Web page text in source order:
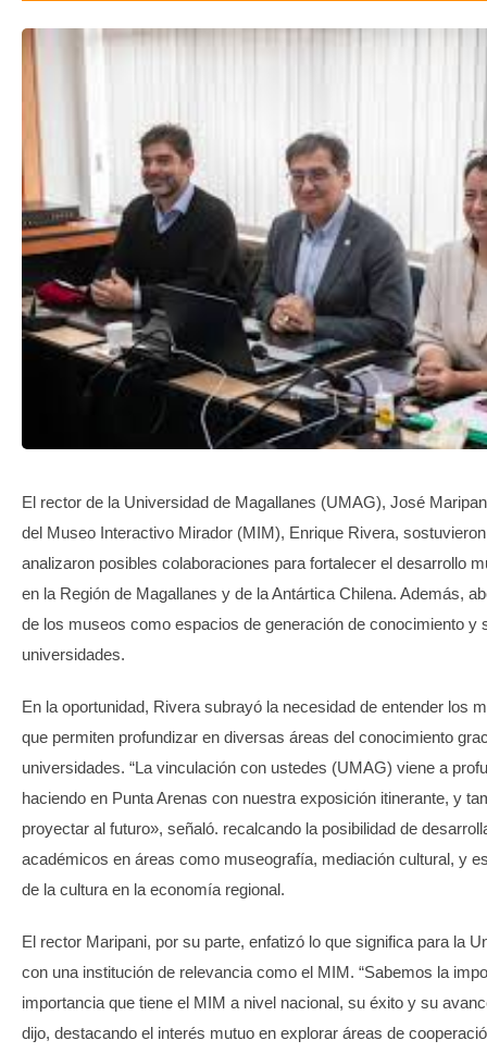
VIDEOS
GALERIA DE FOTOS
APP MÓVIL
TRANSPARENCIA
El rector de la Universidad de Magallanes (UMAG), José
del Museo Interactivo Mirador (MIM), Enrique Rivera,
analizaron posibles colaboraciones para fortalecer el desarrollo
en la Región de Magallanes y de la Antártica Chilena. Además,
de los museos como espacios de generación de conocimiento y
universidades.
En la oportunidad, Rivera subrayó la necesidad de entender los
que permiten profundizar en diversas áreas del conocimiento
universidades. “La vinculación con ustedes (UMAG) viene a
haciendo en Punta Arenas con nuestra exposición itinerante, y
proyectar al futuro», señaló. recalcando la posibilidad de
académicos en áreas como museografía, mediación cultural, y
de la cultura en la economía regional.
El rector Maripani, por su parte, enfatizó lo que significa para la
con una institución de relevancia como el MIM. “Sabemos la
importancia que tiene el MIM a nivel nacional, su éxito y su
dijo, destacando el interés mutuo en explorar áreas de